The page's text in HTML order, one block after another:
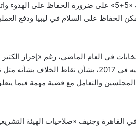
والعسكرية فإن عملها الفوري يركز مع اللجنة العسكرية المشتركة «5+5» على
هذا الاتفاق يمكن الحفاظ على السلام في ليبيا ودفع
في العام الماضي، رغم «إحراز
وتقريب وجهات النظر بشأن الإطار الدستوري الذي تم الوصول إليه في 2017، بشأن
والتعامل مع قضية مهمة فيما
القاهرة وجنيف «صلاحيات الهيئة